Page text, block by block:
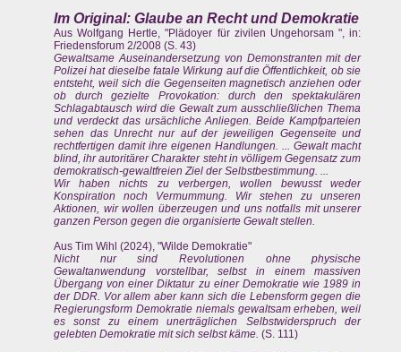
Im Original: Glaube an Recht und Demokratie
Aus Wolfgang Hertle, "Plädoyer für zivilen Ungehorsam ", in:
Friedensforum 2/2008 (S. 43)
Gewaltsame Auseinandersetzung von Demonstranten mit der
Polizei hat dieselbe fatale Wirkung auf die Öffentlichkeit, ob sie
entsteht, weil sich die Gegenseiten magnetisch anziehen oder
ob durch gezielte Provokation: durch den spektakulären
Schlagabtausch wird die Gewalt zum ausschließlichen Thema
und verdeckt das ursächliche Anliegen. Beide Kampfparteien
sehen das Unrecht nur auf der jeweiligen Gegenseite und
rechtfertigen damit ihre eigenen Handlungen. ... Gewalt macht
blind, ihr autoritärer Charakter steht in völligem Gegensatz zum
demokratisch-gewaltfreien Ziel der Selbstbestimmung. ...
Wir haben nichts zu verbergen, wollen bewusst weder
Konspiration noch Vermummung. Wir stehen zu unseren
Aktionen, wir wollen überzeugen und uns notfalls mit unserer
ganzen Person gegen die organisierte Gewalt stellen.
Aus Tim Wihl (2024), "Wilde Demokratie"
Nicht nur sind Revolutionen ohne physische
Gewaltanwendung vorstellbar, selbst in einem massiven
Übergang von einer Diktatur zu einer Demokratie wie 1989 in
der DDR. Vor allem aber kann sich die Lebensform gegen die
Regierungsform Demokratie niemals gewaltsam erheben, weil
es sonst zu einem unerträglichen Selbstwiderspruch der
gelebten Demokratie mit sich selbst käme. (S. 111)